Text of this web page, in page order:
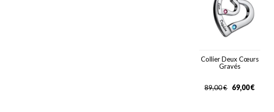
Collier Deux Cœurs
Gravés
€
89,00 €
69,00